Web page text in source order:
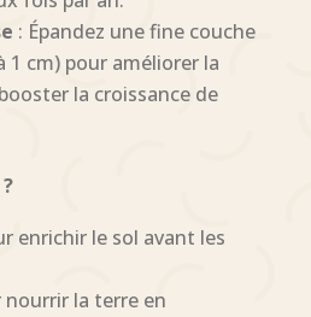
: Épandez une fine couche
1 cm) pour améliorer la
la croissance de
enrichir le sol avant les
nourrir la terre en